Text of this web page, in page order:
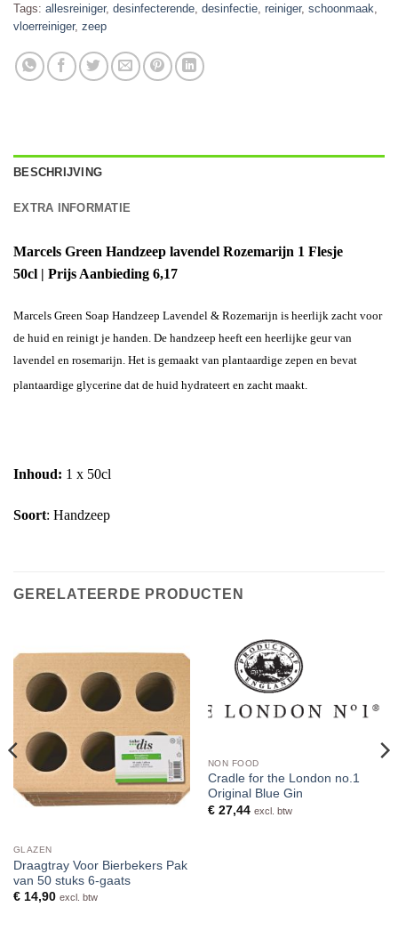
Tags: allesreiniger, desinfecterende desinfectie reiniger, schoonmaak
vloerreiniger, zeep
BESCHRIJVING
EXTRA INFORMATIE
Marcels Green Handzeep lavendel Rozemarijn 1 Flesje
50cl | Prijs Aanbieding 6,17
Marcels Green Soap Handzeep Lavendel & Rozemarijn is heerlijk zacht voor
de huid en reinigt je handen. De handzeep heeft een heerlijke geur van
lavendel en rosemarijn. Het is gemaakt van plantaardige zepen en bevat
plantaardige glycerine dat de huid hydrateert en zacht maakt.
Inhoud: 1 x 50cl
Soort: Handzeep
GERELATEERDE PRODUCTEN
GLAZEN
Draagtray Voor Bierbekers Pak
van 50 stuks 6-gaats
€14,90 excl. btw
NON FOOD
Cradle for the London no.1
Original Blue Gin
€27,44 excl. btw